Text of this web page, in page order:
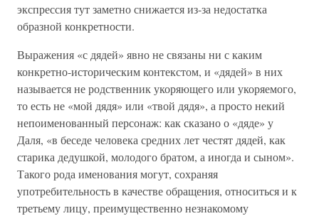
экспрессия тут заметно снижается из-за недостатка
образной конкретности.
Выражения «с дядей» явно не связаны ни с каким
конкретно-историческим контекстом, и «дядей» в них
называется не родственник укоряющего или укоряемого,
то есть не «мой дядя» или «твой дядя», а просто некий
непоименованный персонаж: как сказано о «дяде» у
Даля, «в беседе человека средних лет честят дядей, как
старика дедушкой, молодого братом, а иногда и сыном».
Такого рода именования могут, сохраняя
употребительность в качестве обращения, относиться и к
третьему лицу, преимущественно незнакомому